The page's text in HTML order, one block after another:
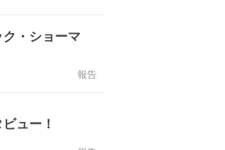
・ショーマ
報告
ュー！